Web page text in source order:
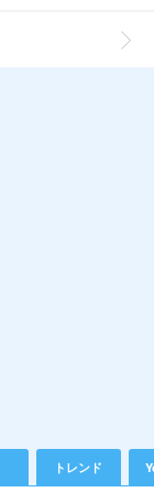
トレンド